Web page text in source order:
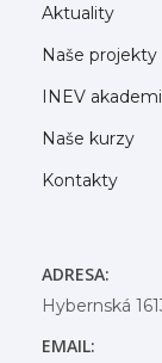
Aktuality
Naše projekty
INEV
Naše kurzy
Kontakty
ADRESA:
Hybernská
EMAIL: